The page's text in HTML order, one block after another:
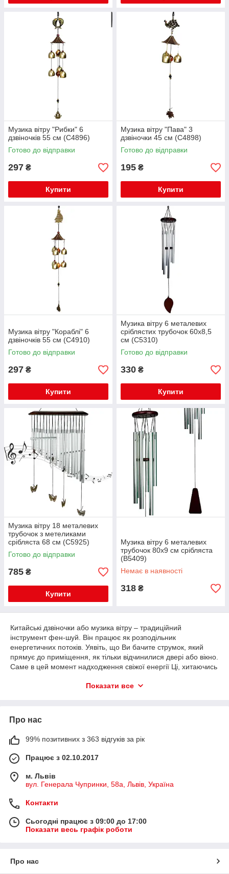
Музика вітру "Рибки" 6
дзвіночків 55 см (C4896)
Готово до відправки
297 ₴
Купити
Музика вітру "Пава" 3
дзвіночки 45 см (C4898)
Готово до відправки
195 ₴
Купити
Музика вітру "Кораблі" 6
дзвіночків 55 см (C4910)
Готово до відправки
297 ₴
Купити
Музика вітру 6 металевих
сріблястих трубочок 60х8,5
см (С5310)
Готово до відправки
330 ₴
Купити
Музика вітру 18 металевих
трубочок з метеликами
срібляста 68 см (С5925)
Готово до відправки
785 ₴
Купити
Музика вітру 6 металевих
трубочок 80х9 см срібляста
(В5409)
Немає в наявності
318 ₴
Китайські дзвіночки або музика вітру – традиційний
інструмент фен-шуй. Він працює як розподільник
енергетичних потоків. Уявіть, що Ви бачите струмок, який
прямує до приміщення, як тільки відчинилися двері або вікно.
Саме в цей момент надходження свіжої енергії Ці, хитаючись
негативу.
8 трубочок підтримують добробут.
Де повісити музику вітру
Розташовують талісман фен-шуй біля вхідних дверей, в
отворі між кімнатами, над підвіконнями. Якщо є гострі кути у
квартирі або темні закутки, корисно й там пожвавити
енергетику милозвучним сувеніром. Часто використовують
дзвіночки для магазинів, ресторанів. Вони завжди
повідомлять про відвідувачів.
Показати все
Про нас
99% позитивних з 363 відгуків за рік
Працює з 02.10.2017
м. Львів
вул. Генерала Чупринки, 58а, Львів, Україна
Контакти
Сьогодні працює з 09:00 до 17:00
Показати весь графік роботи
Про нас